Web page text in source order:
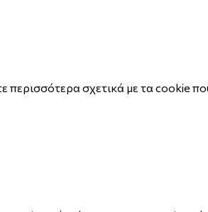
σχετικά με τα cookie